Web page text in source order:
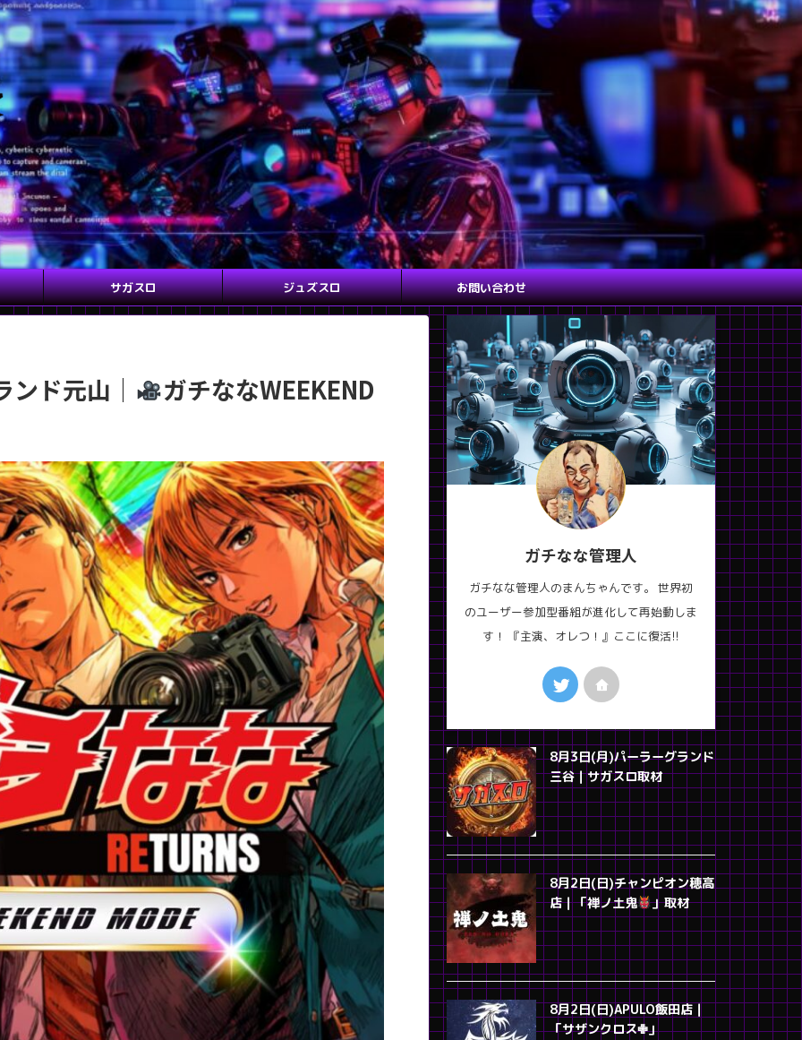
サガスロ ジュズスロ お問い合わせ
ド元山｜ ガチななWEEKEND
ガチなな管理人
ガチなな管理人のまんちゃんです。 世界初
のユーザー参加型番組が進化して再始動しま
す！ 『主演、オレつ！』ここに復活!!
8月3日(月)パーラーグランド
三谷｜サガスロ取材
8月2日(日)チャンピオン穂高
店｜「禅ノ土鬼
」取材
8月2日(日)APULO飯田店｜
「サザンクロス✙」